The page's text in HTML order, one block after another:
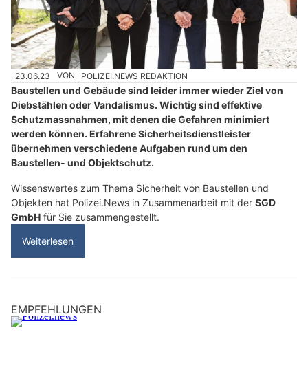
23.06.23 VON POLIZEI.NEWS REDAKTION
Baustellen und Gebäude sind leider immer wieder Ziel von
Diebstählen oder Vandalismus. Wichtig sind effektive
Schutzmassnahmen, mit denen die Gefahren minimiert
werden können. Erfahrene Sicherheitsdienstleister
übernehmen verschiedene Aufgaben rund um den
Baustellen- und Objektschutz.
Wissenswertes zum Thema Sicherheit von Baustellen und
Objekten hat Polizei.News in Zusammenarbeit mit der SGD
GmbH für Sie zusammengestellt.
Weiterlesen
EMPFEHLUNGEN